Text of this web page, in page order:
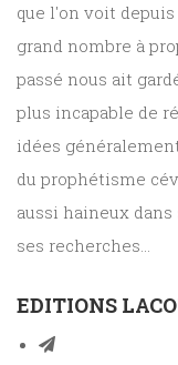
que l'on voit
grand nombre à
passé nous ait
plus incapable de
idées
du prophétisme
aussi haineux
ses recherches...
EDITIONS